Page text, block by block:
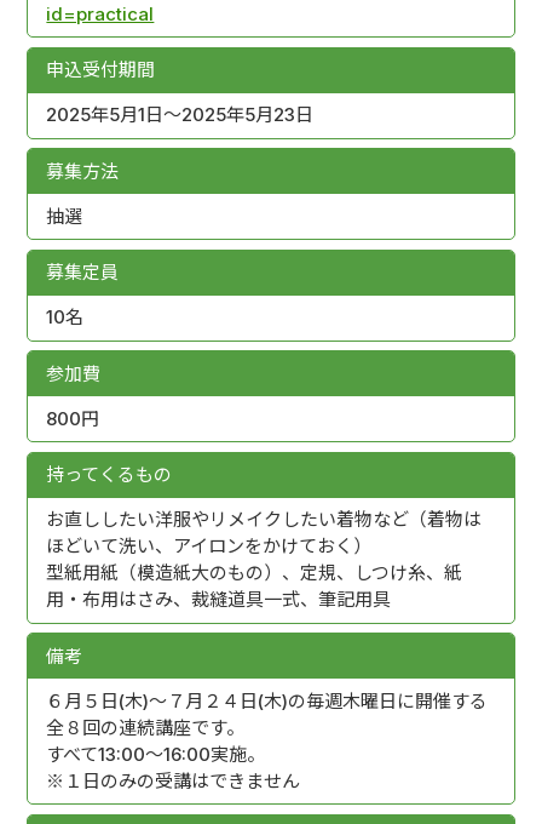
id=practical
申込受付期間
2025年5月1日～2025年5月23日
募集方法
抽選
募集定員
10名
参加費
800円
持ってくるもの
お直ししたい洋服やリメイクしたい着物など（着物は
ほどいて洗い、アイロンをかけておく）
型紙用紙（模造紙大のもの）、定規、しつけ糸、紙
用・布用はさみ、裁縫道具一式、筆記用具
備考
６月５日(木)～７月２４日(木)の毎週木曜日に開催する
全８回の連続講座です。
すべて13:00～16:00実施。
※１日のみの受講はできません